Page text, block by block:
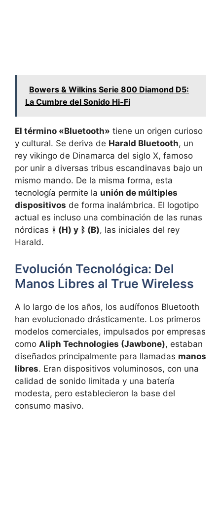
Bowers & Wilkins Serie 800 Diamond D5:
La Cumbre del Sonido Hi-Fi
El término «Bluetooth» tiene un origen curioso
y cultural. Se deriva de Harald Bluetooth, un
rey vikingo de Dinamarca del siglo X, famoso
por unir a diversas tribus escandinavas bajo un
mismo mando. De la misma forma, esta
tecnología permite la unión de múltiples
dispositivos de forma inalámbrica. El logotipo
actual es incluso una combinación de las runas
nórdicas ᚼ (H) y ᛒ (B), las iniciales del rey
Harald.
Evolución Tecnológica: Del
Manos Libres al True Wireless
A lo largo de los años, los audífonos Bluetooth
han evolucionado drásticamente. Los primeros
modelos comerciales, impulsados por empresas
como Aliph Technologies (Jawbone), estaban
diseñados principalmente para llamadas manos
libres. Eran dispositivos voluminosos, con una
calidad de sonido limitada y una batería
modesta, pero establecieron la base del
consumo masivo.